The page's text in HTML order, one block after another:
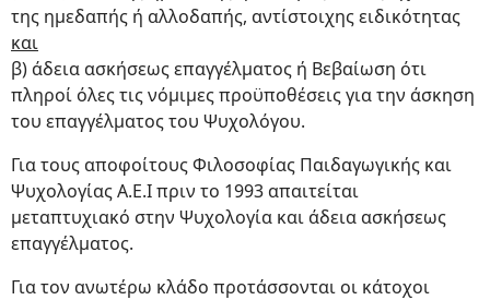
της ημεδαπής ή αλλοδαπής, αντίστοιχης ειδικότητας
και
β) άδεια ασκήσεως επαγγέλματος ή Βεβαίωση ότι
πληροί όλες τις νόμιμες προϋποθέσεις για την άσκηση
του επαγγέλματος του Ψυχολόγου.
Για τους αποφοίτους Φιλοσοφίας Παιδαγωγικής και
Ψυχολογίας Α.Ε.Ι πριν το 1993 απαιτείται
μεταπτυχιακό στην Ψυχολογία και άδεια ασκήσεως
επαγγέλματος.
Για τον ανωτέρω κλάδο προτάσσονται οι κάτοχοι